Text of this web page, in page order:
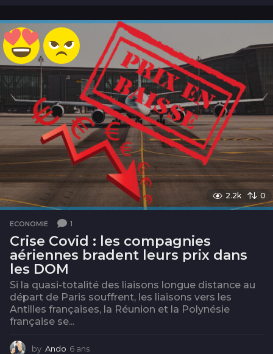
n
s
2.2k 0
ECONOMIE 1
Crise Covid : les compagnies
aériennes bradent leurs prix dans
les DOM
Si la quasi-totalité des liaisons longue distance au
départ de Paris souffrent, les liaisons vers les
Antilles françaises, la Réunion et la Polynésie
française se...
by Ando 6 ans